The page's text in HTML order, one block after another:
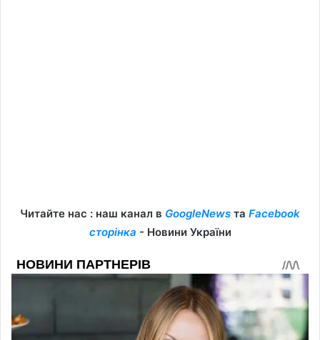
Читайте нас : наш канал в GoogleNews та Facebook
сторінка - Новини України